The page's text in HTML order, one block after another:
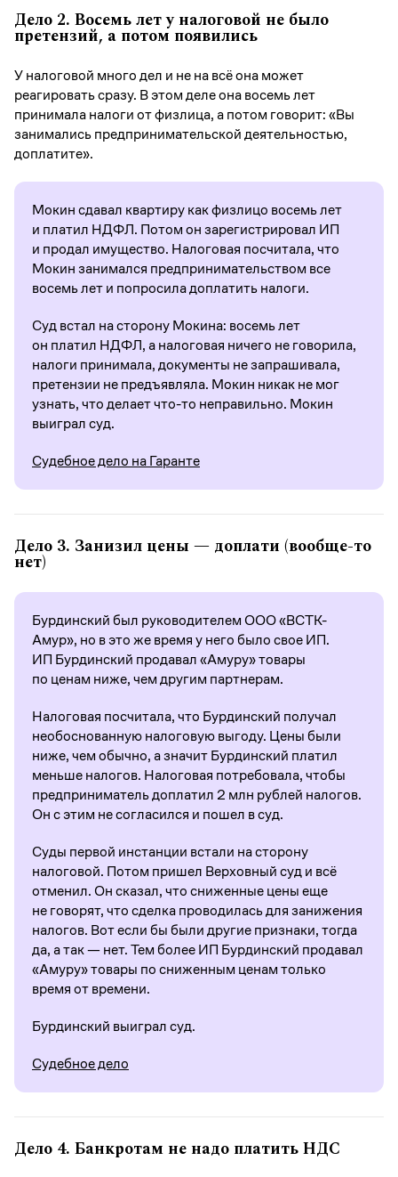
Дело 2. Восемь лет у налоговой не было
претензий, а потом появились
У налоговой много дел и не на всё она может
реагировать сразу. В этом деле она восемь лет
принимала налоги от физлица, а потом говорит: «Вы
занимались предпринимательской деятельностью,
доплатите».
Мокин сдавал квартиру как физлицо восемь лет
и платил НДФЛ. Потом он зарегистрировал ИП
и продал имущество. Налоговая посчитала, что
Мокин занимался предпринимательством все
восемь лет и попросила доплатить налоги.
Суд встал на сторону Мокина: восемь лет
он платил НДФЛ, а налоговая ничего не говорила,
налоги принимала, документы не запрашивала,
претензии не предъявляла. Мокин никак не мог
узнать, что делает что-то неправильно. Мокин
выиграл суд.
Судебное дело на Гаранте
Дело 3. Занизил цены — доплати (вообще-то
нет)
Бурдинский был руководителем ООО «ВСТК-
Амур», но в это же время у него было свое ИП.
ИП Бурдинский продавал «Амуру» товары
по ценам ниже, чем другим партнерам.
Налоговая посчитала, что Бурдинский получал
необоснованную налоговую выгоду. Цены были
ниже, чем обычно, а значит Бурдинский платил
меньше налогов. Налоговая потребовала, чтобы
предприниматель доплатил 2 млн рублей налогов.
Он с этим не согласился и пошел в суд.
Суды первой инстанции встали на сторону
налоговой. Потом пришел Верховный суд и всё
отменил. Он сказал, что сниженные цены еще
не говорят, что сделка проводилась для занижения
налогов. Вот если бы были другие признаки, тогда
да, а так — нет. Тем более ИП Бурдинский продавал
«Амуру» товары по сниженным ценам только
время от времени.
Бурдинский выиграл суд.
Судебное дело
Дело 4. Банкротам не надо платить НДС